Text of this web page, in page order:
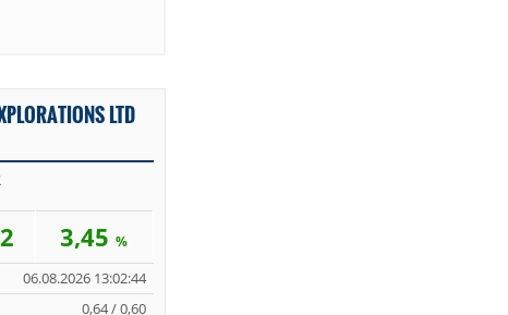
LTD
3,45%
06.08.2026 13:02:44
0,64 / 0,60